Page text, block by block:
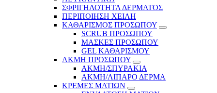
ΣΦΡΙΓΗΛΟΤΗΤΑ ΔΕΡΜΑΤΟΣ
ΠΕΡΙΠΟΙΗΣΗ ΧΕΙΛΗ
ΚΑΘΑΡΙΣΜΟΣ ΠΡΟΣΩΠΟΥ
SCRUB ΠΡΟΣΩΠΟΥ
ΜΑΣΚΕΣ ΠΡΟΣΩΠΟΥ
GEL ΚΑΘΑΡΙΣΜΟΥ
ΑΚΜΗ ΠΡΟΣΩΠΟΥ
ΑΚΜΗ/ΣΠΥΡΑΚΙΑ
ΑΚΜΗ/ΛΙΠΑΡΟ ΔΕΡΜΑ
ΚΡΕΜΕΣ ΜΑΤΙΩΝ